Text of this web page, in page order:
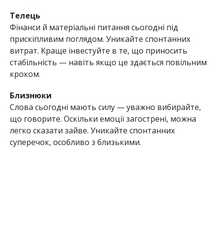
Телець
Фінанси й матеріальні питання сьогодні під
прискіпливим поглядом. Уникайте спонтанних
витрат. Краще інвестуйте в те, що приносить
стабільність — навіть якщо це здається повільним
кроком.
Близнюки
Слова сьогодні мають силу — уважно вибирайте,
що говорите. Оскільки емоції загострені, можна
легко сказати зайве. Уникайте спонтанних
суперечок, особливо з близькими.